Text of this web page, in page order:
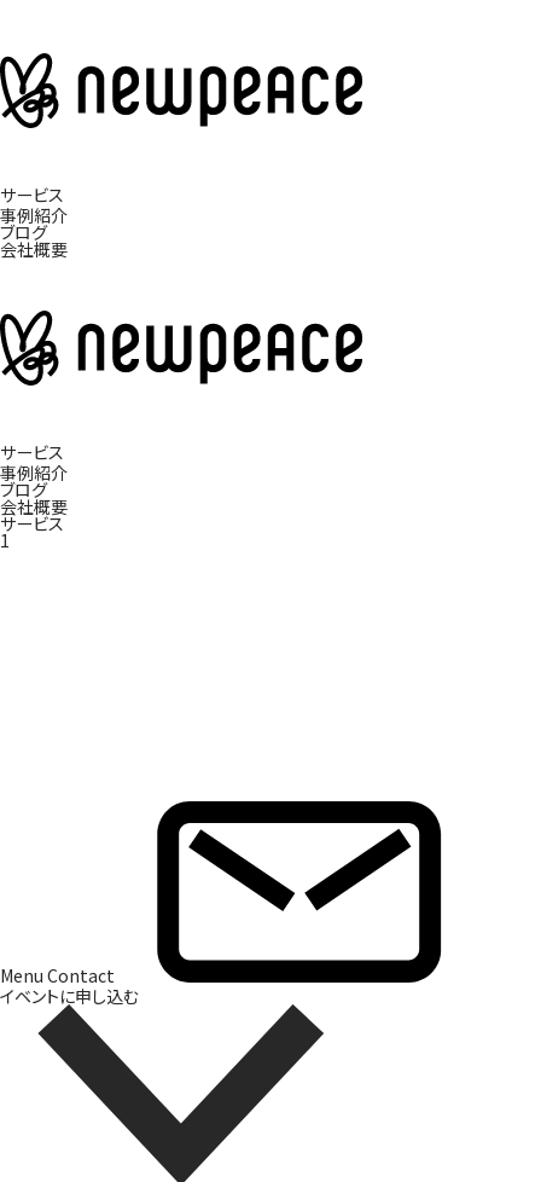
サービス
事例紹介
ブログ
会社概要
サービス
事例紹介
ブログ
会社概要
サービス
1
Menu Contact
イベントに申し込む